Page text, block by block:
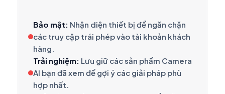
Bảo mật: Nhận diện thiết bị để ngăn chặn
các truy cập trái phép vào tài khoản khách
hàng.
Trải nghiệm: Lưu giữ các sản phẩm Camera
AI bạn đã xem để gợi ý các giải pháp phù
hợp nhất.